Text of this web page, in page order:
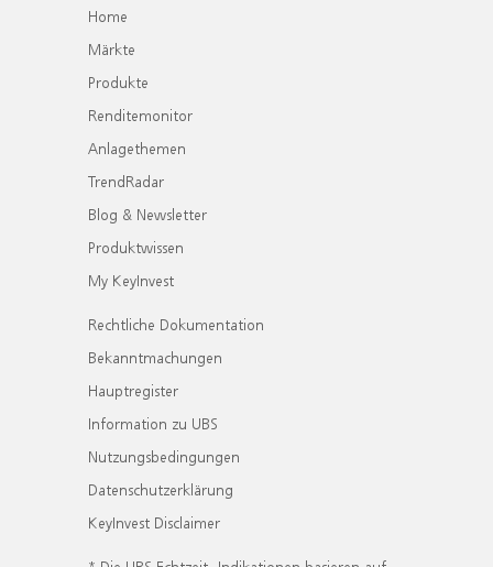
Home
Märkte
Produkte
Renditemonitor
Anlagethemen
TrendRadar
Blog & Newsletter
Produktwissen
My KeyInvest
Rechtliche Dokumentation
Bekanntmachungen
Hauptregister
Information zu UBS
Nutzungsbedingungen
Datenschutzerklärung
KeyInvest Disclaimer